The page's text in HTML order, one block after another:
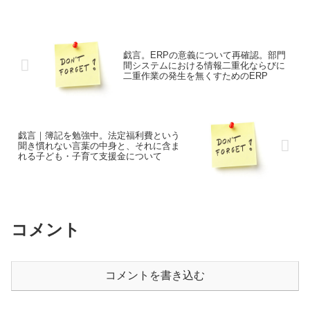
戯言。ERPの意義について再確認。部門
間システムにおける情報二重化ならびに
二重作業の発生を無くすためのERP
戯言｜簿記を勉強中。法定福利費という
聞き慣れない言葉の中身と、それに含ま
れる子ども・子育て支援金について
コメント
コメントを書き込む